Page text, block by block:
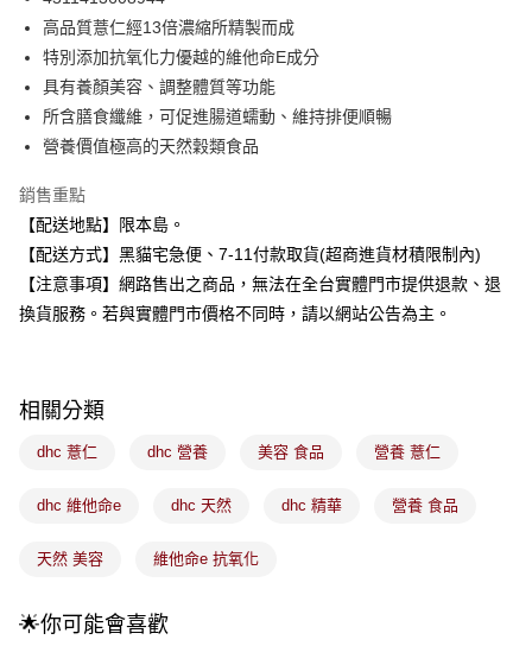
Google Pay
全盈+PAY
大哥付你分期
相關說明
1.本服務由台灣大哥大提供，台灣大哥大用戶可立即使用無須另外申請。
流程，驗證手機門號後，選擇欲分期的期數、繳款截止日，確認付款後即完
成交易。
3.實際核准額度、可分期數及費用金額請依後續交易確認頁面所載為準。
4.訂單成立30分鐘內，如未前往確認交易或遇審核未通過，訂單將自動取
消。如遇「轉專審核」未通過狀況，表示未達大哥付你分期系統評分，恕無
醒簡訊。
2.透過簡訊連結打開帳單後，可選擇「超商條碼／台灣大直營門市／銀行轉
帳／街口支付／iPASS MONEY」等通路繳費。
1.本服務係由「台灣大哥大股份有限公司」（以下簡稱本公司）所提供，讓
買賣價金債權讓與本公司後，依約使用本公司帳單繳交帳款。
2.基於同意付款使用「大哥付你分期」之契約關係目的，商店將以您的個人
由本公司與您本人進行分期帳單所需資料之確認、核對及更正。
3.完整用戶服務條款，請詳閱以下連結：
ATM付款
運送方式
全家取貨付款
每筆NT$100，滿NT$899(含以上)免運費
每筆NT$100，滿NT$899(含以上)免運費
付款後7-11取貨
每筆NT$100，滿NT$899(含以上)免運費
高品質薏仁經13倍濃縮所精製而成
特別添加抗氧化力優越的維他命E成分
具有養顏美容、調整體質等功能
所含膳食纖維，可促進腸道蠕動、維持排便順暢
營養價值極高的天然穀類食品
銷售重點
【配送地點】限本島。
【配送方式】黑貓宅急便、7-11付款取貨(超商進貨材積限制內)
【注意事項】網路售出之商品，無法在全台實體門市提供退款、退
換貨服務。若與實體門市價格不同時，請以網站公告為主。
相關分類
dhc 薏仁 dhc 營養 美容 食品 營養 薏仁
dhc 維他命e dhc 天然 dhc 精華 營養 食品
天然 美容 維他命e 抗氧化
🌟你可能會喜歡